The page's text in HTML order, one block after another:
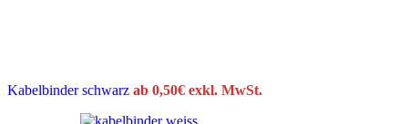
Kabelbinder schwarz ab 0,50€ exkl. MwSt.